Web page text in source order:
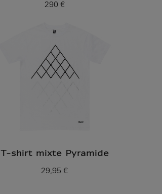
Prix ​​actuel
290 €
T-shirt mixte Pyramide
Prix ​​actuel
29,95 €